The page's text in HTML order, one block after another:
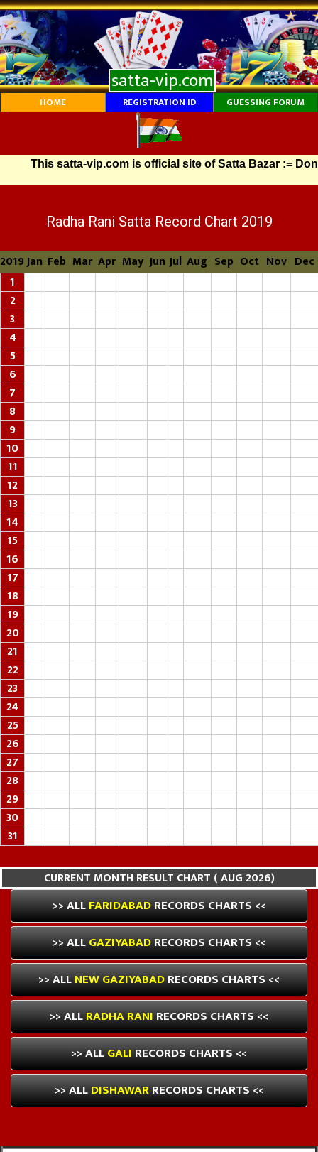
satta-vip.com
HOME REGISTRATION ID GUESSING FORUM
This satta-vip.com is official site of Satta Bazar := Don't
Radha Rani Satta Record Chart 2019
2019Jan Feb Mar Apr May Jun Jul Aug Sep Oct Nov Dec
1
2
3
4
5
6
7
8
9
10
11
12
13
14
15
16
17
18
19
20
21
22
23
24
25
26
27
28
29
30
31
CURRENT MONTH RESULT CHART ( AUG 2026)
>> ALLFARIDABADRECORDS CHARTS <<
>> ALLGAZIYABADRECORDS CHARTS <<
>> ALLNEW GAZIYABADRECORDS CHARTS <<
>> ALLRADHA RANIRECORDS CHARTS <<
>> ALLGALIRECORDS CHARTS <<
>> ALLDISHAWARRECORDS CHARTS <<